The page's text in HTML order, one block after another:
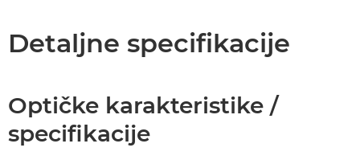
Detaljne specifikacije
Optičke karakteristike /
specifikacije